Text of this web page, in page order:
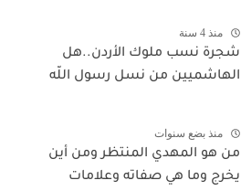
منذ 4 سنة
شجرة نسب ملوك الأردن..هل
الهاشميين من نسل رسول اللّه
منذ بضع سنوات
من هو المهدي المنتظر ومن أين
يخرج وما هي صفاته وعلامات